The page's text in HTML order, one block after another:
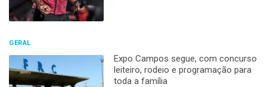
GERAL
Expo Campos segue, com concurso
leiteiro, rodeio e programação para
toda a família